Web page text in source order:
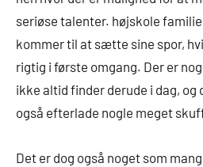
seriøse talenter. højskole
kommer til at sætte sine spor,
rigtig i første omgang. Der er
ikke altid finder derude i dag, og
også efterlade nogle meget
Det er dog også noget som